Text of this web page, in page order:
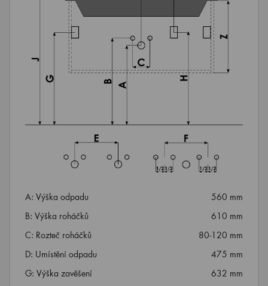
A: Výška odpadu
560 mm
B: Výška roháčků
610 mm
C: Rozteč roháčků
80-120 mm
D: Umístění odpadu
475 mm
G: Výška zavěšení
632 mm